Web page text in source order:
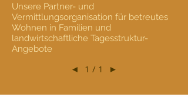
Unsere Partner- und
Vermittlungsorganisation für betreutes
Wohnen in Familien und
landwirtschaftliche Tagesstruktur-
Angebote
◄ 1 / 1 ►